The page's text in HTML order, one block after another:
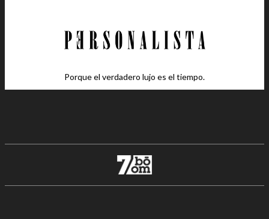
Porque el verdadero lujo es el tiempo.